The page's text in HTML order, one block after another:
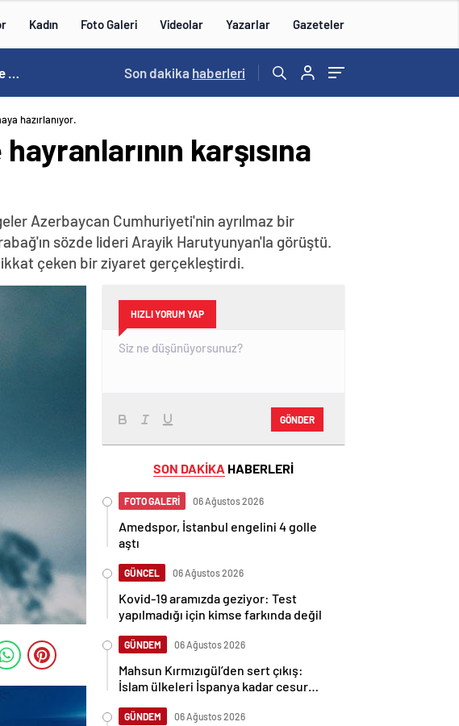
Kadın Foto Galeri Videolar Yazarlar Gazeteler
Kovid-19 aramızda geziyor: Test yapılmadığı için kimse farkında değil 14:43 /
Son dakika haberleri
hazırlanıyor.
karşısına
Azerbaycan Cumhuriyeti'nin ayrılmaz bir
sözde lideri Arayik Harutyunyan'la görüştü.
çeken bir ziyaret gerçekleştirdi.
HIZLI YORUM YAP
GÖNDER
SON DAKİKA HABERLERİ
FOTO GALERİ 06 Ağustos 2026
Amedspor, İstanbul engelini 4 golle
aştı
GÜNCEL 06 Ağustos 2026
Kovid-19 aramızda geziyor: Test
yapılmadığı için kimse farkında değil
GÜNDEM 06 Ağustos 2026
Mahsun Kırmızıgül’den sert çıkış:
İslam ülkeleri İspanya kadar cesur
GÜNDEM 06 Ağustos 2026